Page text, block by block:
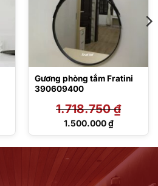
Gương phòng tắm Fratini
390609400
1.718.750₫
Giá
1.500.000₫
Giá
1.500.000 ₫.